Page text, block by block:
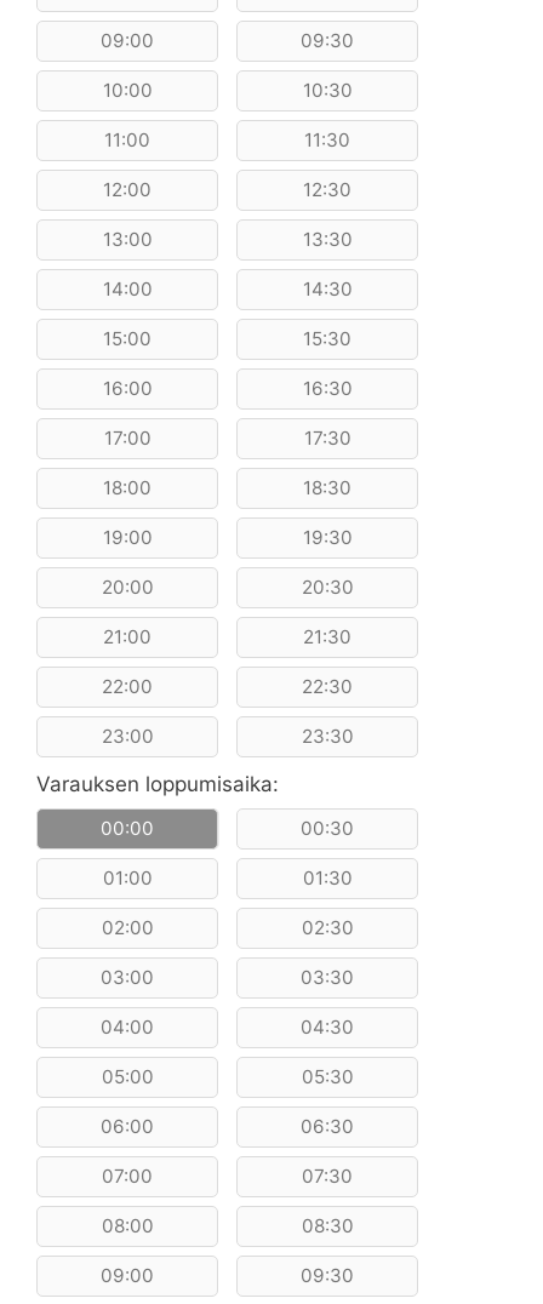
09:00 09:30
10:00 10:30
11:00 11:30
12:00 12:30
13:00 13:30
14:00 14:30
15:00 15:30
16:00 16:30
17:00 17:30
18:00 18:30
19:00 19:30
20:00 20:30
21:00 21:30
22:00 22:30
23:00 23:30
Varauksen loppumisaika:
00:00 00:30
01:00 01:30
02:00 02:30
03:00 03:30
04:00 04:30
05:00 05:30
06:00 06:30
07:00 07:30
08:00 08:30
09:00 09:30